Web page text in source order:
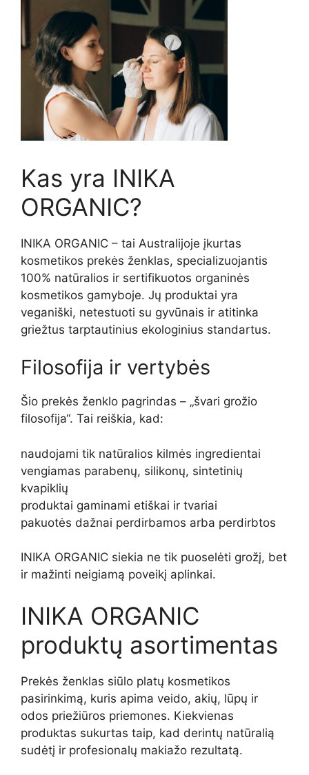
Kas yra INIKA
ORGANIC?
INIKA ORGANIC – tai Australijoje įkurtas
kosmetikos prekės ženklas, specializuojantis
100% natūralios ir sertifikuotos organinės
kosmetikos gamyboje. Jų produktai yra
veganiški, netestuoti su gyvūnais ir atitinka
griežtus tarptautinius ekologinius standartus.
Filosofija ir vertybės
Šio prekės ženklo pagrindas – „švari grožio
filosofija“. Tai reiškia, kad:
naudojami tik natūralios kilmės ingredientai
vengiamas parabenų, silikonų, sintetinių
kvapiklių
produktai gaminami etiškai ir tvariai
pakuotės dažnai perdirbamos arba perdirbtos
INIKA ORGANIC siekia ne tik puoselėti grožį, bet
ir mažinti neigiamą poveikį aplinkai.
INIKA ORGANIC
produktų asortimentas
Prekės ženklas siūlo platų kosmetikos
pasirinkimą, kuris apima veido, akių, lūpų ir
odos priežiūros priemones. Kiekvienas
produktas sukurtas taip, kad derintų natūralią
sudėtį ir profesionalų makiažo rezultatą.